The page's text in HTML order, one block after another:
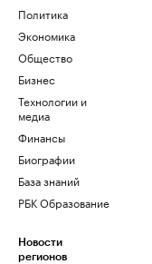
Политика
Экономика
Общество
Бизнес
Технологии и
медиа
Финансы
Биографии
База знаний
РБК Образование
Новости
регионов